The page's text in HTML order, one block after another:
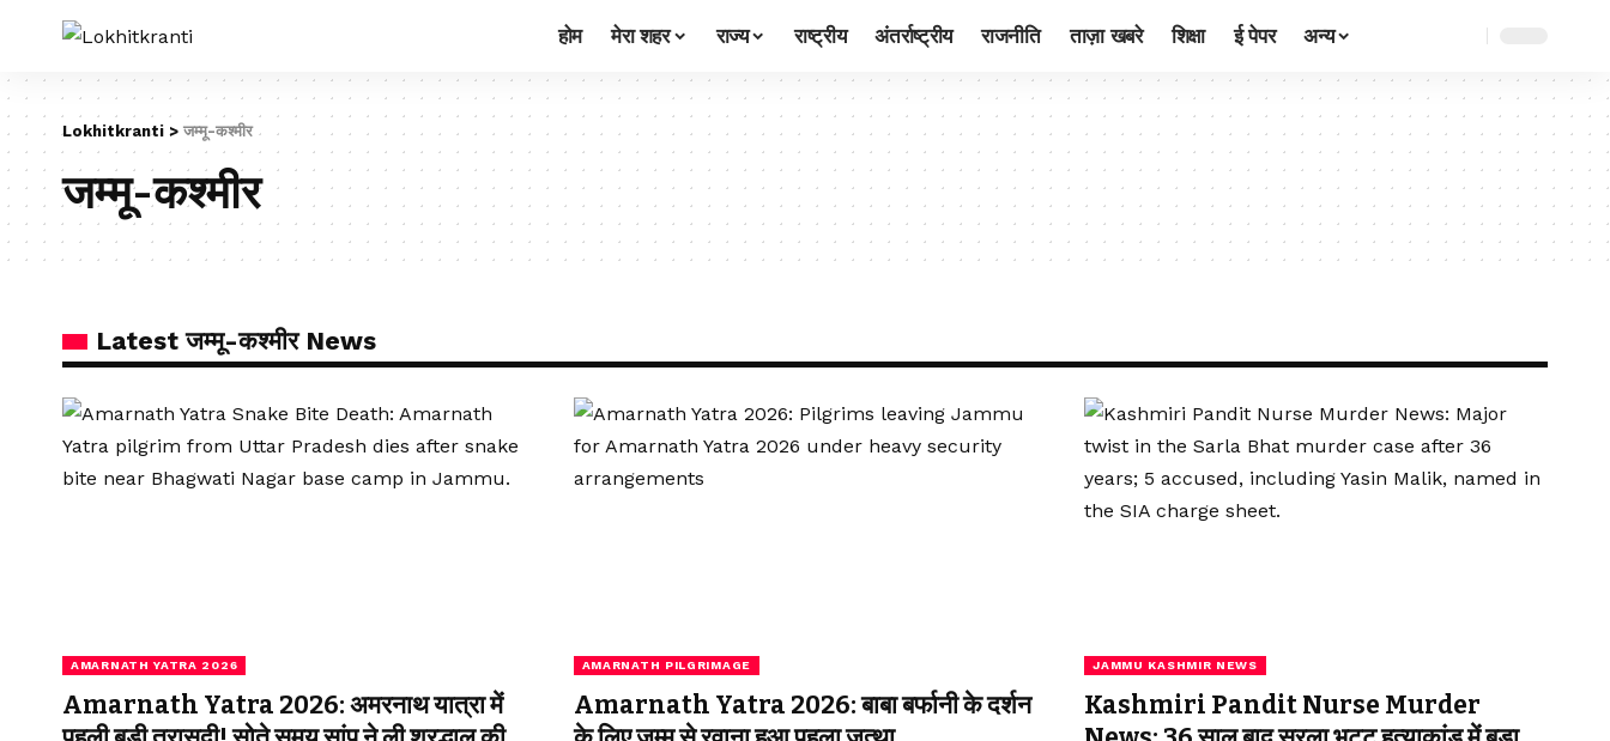
होम मेरा शहर राज्य राष्ट्रीय अंतर्राष्ट्रीय राजनीति ताज़ा खबरे शिक्षा ई पेपर अन्य
Lokhitkranti > जम्मू-कश्मीर
जम्मू-कश्मीर
Latest जम्मू-कश्मीर News
AMARNATH YATRA 2026
Amarnath Yatra 2026: अमरनाथ यात्रा में
AMARNATH PILGRIMAGE
Amarnath Yatra 2026: बाबा बर्फानी के दर्शन
JAMMU KASHMIR NEWS
Kashmiri Pandit Nurse Murder